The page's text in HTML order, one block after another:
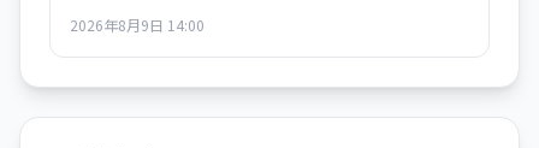
2026年8月9日 14:00